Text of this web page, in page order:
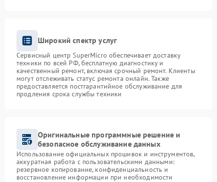
Широкий спектр услуг
Сервисный центр SuperMicro обеспечивает доставку
техники по всей РФ, бесплатную диагностику и
качественный ремонт, включая срочный ремонт. Клиенты
могут отслеживать статус ремонта онлайн. Также
предоставляется постгарантийное обслуживание для
продления срока службы техники
Оригинальные программные решение и
безопасное обслуживание данных
Использование официальных прошивок и инструментов,
аккуратная работа с пользовательскими данными:
резервное копирование, конфиденциальность и
восстановление информации при необходимости